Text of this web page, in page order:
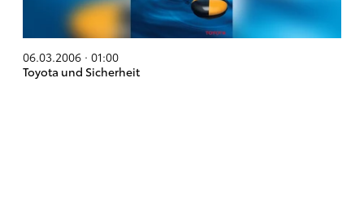
06.03.2006 · 01:00
Toyota und Sicherheit